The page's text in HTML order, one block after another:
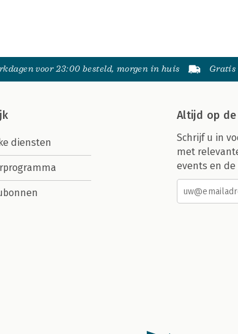
voor 23:00 besteld, morgen in huis Gratis
diensten
Altijd op
Schrijf u in
met
events en de